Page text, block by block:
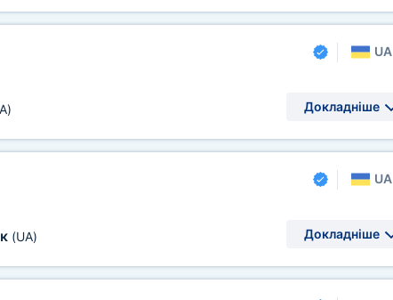
UA
Докладніше
UA
(UA) Докладніше